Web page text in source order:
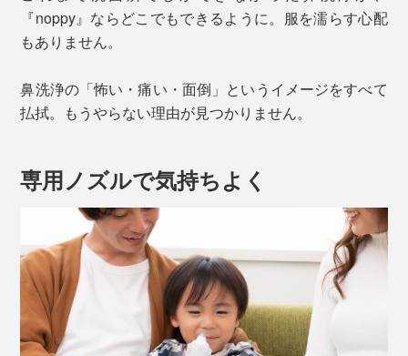
『noppy』ならどこでもできるように。服を濡らす心配
もありません。
鼻洗浄の「怖い・痛い・面倒」というイメージをすべて
払拭。もうやらない理由が見つかりません。
専用ノズルで気持ちよく